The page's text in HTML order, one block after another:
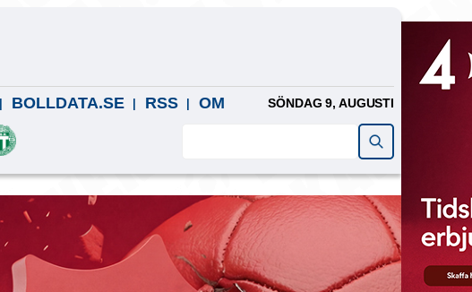
BOLLDATA.SE RSS OM SÖNDAG 9, AUGUSTI